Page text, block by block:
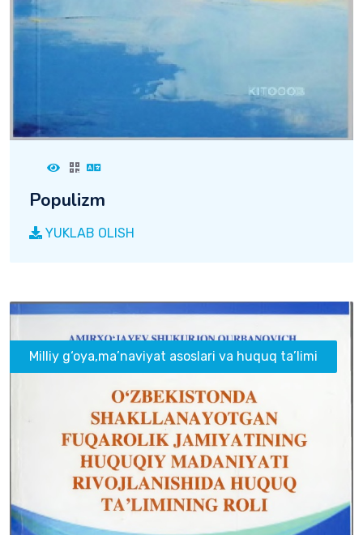
Populizm
YUKLAB OLISH
Milliy g‘oya,ma’naviyat asoslari va huquq ta’limi